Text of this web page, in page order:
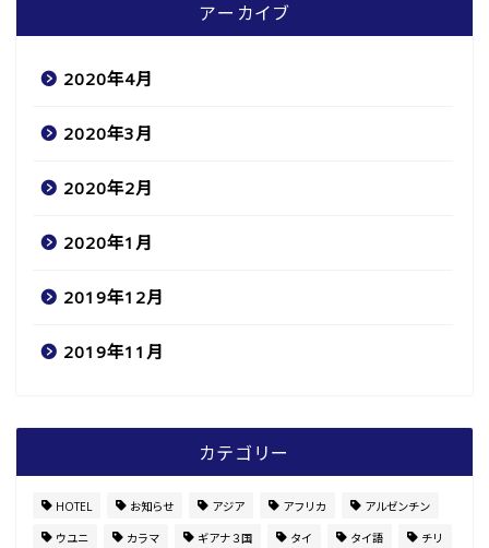
アーカイブ
2020年4月
2020年3月
2020年2月
2020年1月
2019年12月
2019年11月
カテゴリー
HOTEL お知らせ アジア アフリカ アルゼンチン
ウユニ カラマ ギアナ３国 タイ タイ語 チリ